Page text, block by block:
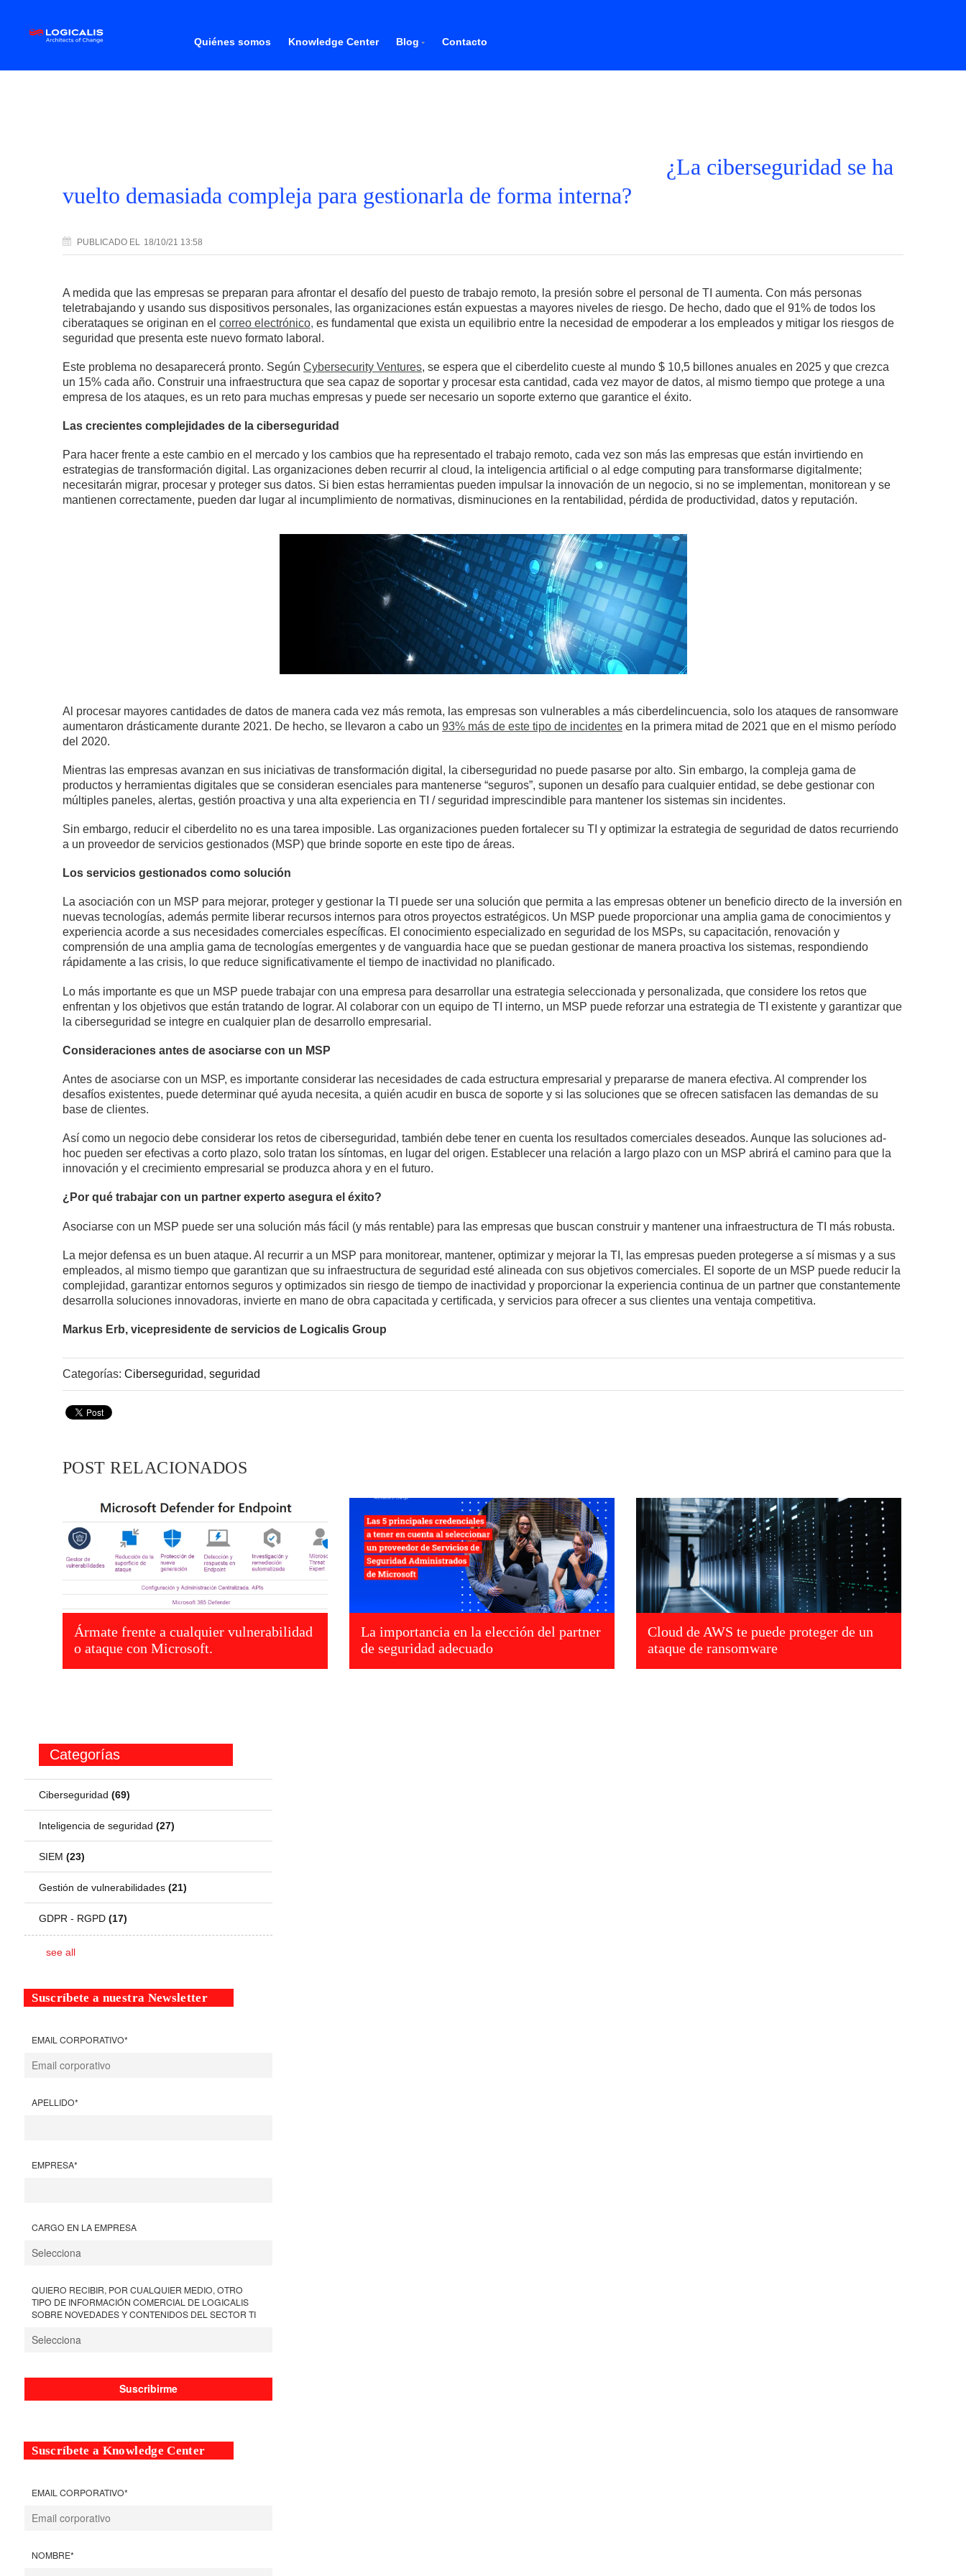
Quiénes somos Knowledge Center Blog Contacto
¿La ciberseguridad se ha
vuelto demasiada compleja para gestionarla de forma interna?
PUBLICADO EL 18/10/21 13:58
A medida que las empresas se preparan para afrontar el desafío del puesto de trabajo remoto, la presión sobre el personal de TI aumenta. Con más personas
teletrabajando y usando sus dispositivos personales, las organizaciones están expuestas a mayores niveles de riesgo. De hecho, dado que el 91% de todos los
ciberataques se originan en el correo electrónico, es fundamental que exista un equilibrio entre la necesidad de empoderar a los empleados y mitigar los riesgos de
seguridad que presenta este nuevo formato laboral.
Este problema no desaparecerá pronto. Según Cybersecurity Ventures, se espera que el ciberdelito cueste al mundo $ 10,5 billones anuales en 2025 y que crezca
un 15% cada año. Construir una infraestructura que sea capaz de soportar y procesar esta cantidad, cada vez mayor de datos, al mismo tiempo que protege a una
empresa de los ataques, es un reto para muchas empresas y puede ser necesario un soporte externo que garantice el éxito.
Las crecientes complejidades de la ciberseguridad
Para hacer frente a este cambio en el mercado y los cambios que ha representado el trabajo remoto, cada vez son más las empresas que están invirtiendo en
estrategias de transformación digital. Las organizaciones deben recurrir al cloud, la inteligencia artificial o al edge computing para transformarse digitalmente;
necesitarán migrar, procesar y proteger sus datos. Si bien estas herramientas pueden impulsar la innovación de un negocio, si no se implementan, monitorean y se
mantienen correctamente, pueden dar lugar al incumplimiento de normativas, disminuciones en la rentabilidad, pérdida de productividad, datos y reputación.
Al procesar mayores cantidades de datos de manera cada vez más remota, las empresas son vulnerables a más ciberdelincuencia, solo los ataques de ransomware
aumentaron drásticamente durante 2021. De hecho, se llevaron a cabo un 93% más de este tipo de incidentes en la primera mitad de 2021 que en el mismo período
del 2020.
Mientras las empresas avanzan en sus iniciativas de transformación digital, la ciberseguridad no puede pasarse por alto. Sin embargo, la compleja gama de
productos y herramientas digitales que se consideran esenciales para mantenerse “seguros”, suponen un desafío para cualquier entidad, se debe gestionar con
múltiples paneles, alertas, gestión proactiva y una alta experiencia en TI / seguridad imprescindible para mantener los sistemas sin incidentes.
Sin embargo, reducir el ciberdelito no es una tarea imposible. Las organizaciones pueden fortalecer su TI y optimizar la estrategia de seguridad de datos recurriendo
a un proveedor de servicios gestionados (MSP) que brinde soporte en este tipo de áreas.
Los servicios gestionados como solución
La asociación con un MSP para mejorar, proteger y gestionar la TI puede ser una solución que permita a las empresas obtener un beneficio directo de la inversión en
nuevas tecnologías, además permite liberar recursos internos para otros proyectos estratégicos. Un MSP puede proporcionar una amplia gama de conocimientos y
experiencia acorde a sus necesidades comerciales específicas. El conocimiento especializado en seguridad de los MSPs, su capacitación, renovación y
comprensión de una amplia gama de tecnologías emergentes y de vanguardia hace que se puedan gestionar de manera proactiva los sistemas, respondiendo
rápidamente a las crisis, lo que reduce significativamente el tiempo de inactividad no planificado.
Lo más importante es que un MSP puede trabajar con una empresa para desarrollar una estrategia seleccionada y personalizada, que considere los retos que
enfrentan y los objetivos que están tratando de lograr. Al colaborar con un equipo de TI interno, un MSP puede reforzar una estrategia de TI existente y garantizar que
la ciberseguridad se integre en cualquier plan de desarrollo empresarial.
Consideraciones antes de asociarse con un MSP
Antes de asociarse con un MSP, es importante considerar las necesidades de cada estructura empresarial y prepararse de manera efectiva. Al comprender los
desafíos existentes, puede determinar qué ayuda necesita, a quién acudir en busca de soporte y si las soluciones que se ofrecen satisfacen las demandas de su
base de clientes.
Así como un negocio debe considerar los retos de ciberseguridad, también debe tener en cuenta los resultados comerciales deseados. Aunque las soluciones ad-
hoc pueden ser efectivas a corto plazo, solo tratan los síntomas, en lugar del origen. Establecer una relación a largo plazo con un MSP abrirá el camino para que la
innovación y el crecimiento empresarial se produzca ahora y en el futuro.
¿Por qué trabajar con un partner experto asegura el éxito?
Asociarse con un MSP puede ser una solución más fácil (y más rentable) para las empresas que buscan construir y mantener una infraestructura de TI más robusta.
La mejor defensa es un buen ataque. Al recurrir a un MSP para monitorear, mantener, optimizar y mejorar la TI, las empresas pueden protegerse a sí mismas y a sus
empleados, al mismo tiempo que garantizan que su infraestructura de seguridad esté alineada con sus objetivos comerciales. El soporte de un MSP puede reducir la
complejidad, garantizar entornos seguros y optimizados sin riesgo de tiempo de inactividad y proporcionar la experiencia continua de un partner que constantemente
desarrolla soluciones innovadoras, invierte en mano de obra capacitada y certificada, y servicios para ofrecer a sus clientes una ventaja competitiva.
Markus Erb, vicepresidente de servicios de Logicalis Group
Categorías: Ciberseguridad, seguridad
POST RELACIONADOS
Ármate frente a cualquier vulnerabilidad
o ataque con Microsoft.
La importancia en la elección del partner
de seguridad adecuado
Cloud de AWS te puede proteger de un
ataque de ransomware
Categorías
Ciberseguridad(69)
Inteligencia de seguridad(27)
SIEM(23)
Gestión de vulnerabilidades(21)
GDPR - RGPD(17)
see all
Suscríbete a nuestra Newsletter
EMAIL CORPORATIVO*
APELLIDO*
EMPRESA*
CARGO EN LA EMPRESA
QUIERO RECIBIR, POR CUALQUIER MEDIO, OTRO
TIPO DE INFORMACIÓN COMERCIAL DE LOGICALIS
SOBRE NOVEDADES Y CONTENIDOS DEL SECTOR TI
Suscríbete a Knowledge Center
EMAIL CORPORATIVO*
NOMBRE*